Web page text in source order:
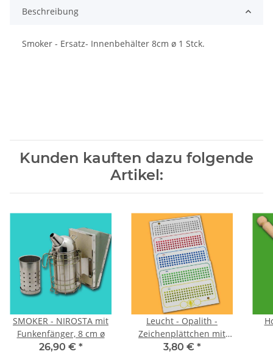
Beschreibung
Smoker - Ersatz- Innenbehälter 8cm ø 1 Stck.
Kunden kauften dazu folgende
Artikel:
SMOKER - NIROSTA mit
Funkenfänger, 8 cm ø
26,90 € *
Leucht - Opalith -
Zeichenplättchen mit
Nummern: Farbe Grün
3,80 € *